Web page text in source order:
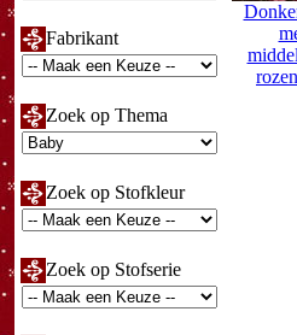
Fabrikant
Zoek op Thema
Zoek op Stofkleur
Zoek op Stofserie